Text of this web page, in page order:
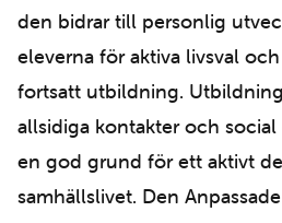
den bidrar till personlig
eleverna för aktiva livsval
fortsatt utbildning.
allsidiga kontakter och
en god grund för ett aktivt
samhällslivet. Den